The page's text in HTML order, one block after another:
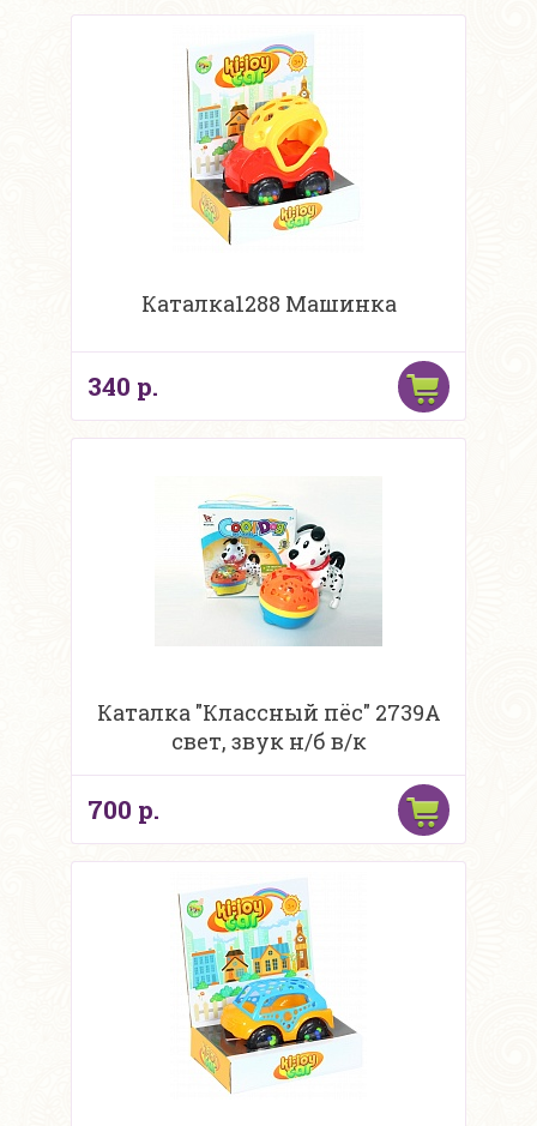
Каталка1288 Машинка
340 р.
Каталка "Классный пёс" 2739A
свет, звук н/б в/к
700 р.